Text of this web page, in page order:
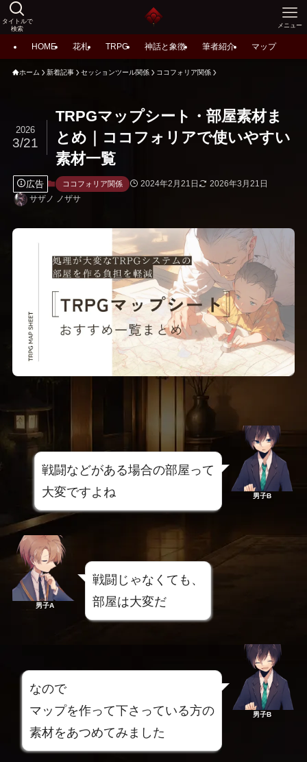
タイトルで
検索
メニュー
HOME 花札 TRPG 神話と象徴 筆者紹介 マップ
ホーム 新着記事 セッションツール関係 ココフォリア関係
TRPGマップシート・部屋素材ま
とめ｜ココフォリアで使いやすい
素材一覧
2026
3/21
広告 ココフォリア関係 2024年2月21日
2026年3月21日
サザノ ノザサ
戦闘などがある場合の部屋って
大変ですよね
男子B
男子A
戦闘じゃなくても、
部屋は大変だ
なので
マップを作って下さっている方の
素材をあつめてみました
男子B